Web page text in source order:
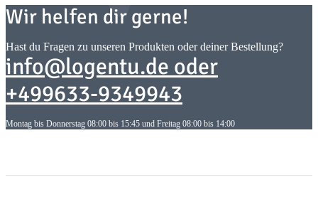
Wir helfen dir gerne!
Hast du Fragen zu unseren Produkten oder deiner Bestellung?
info@logentu.de oder
+499633-9349943
Montag bis Donnerstag 08:00 bis 15:45 und Freitag 08:00 bis 14:00